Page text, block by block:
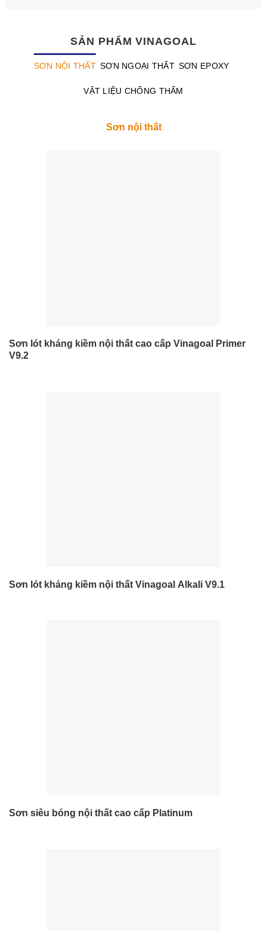
SẢN PHẨM VINAGOAL
SƠN NỘI THẤT SƠN NGOẠI THẤT SƠN EPOXY
VẬT LIỆU CHỐNG THẤM
Sơn nội thất
Sơn lót kháng kiềm nội thất cao cấp Vinagoal Primer
V9.2
Sơn lót kháng kiềm nội thất Vinagoal Alkali V9.1
Sơn siêu bóng nội thất cao cấp Platinum